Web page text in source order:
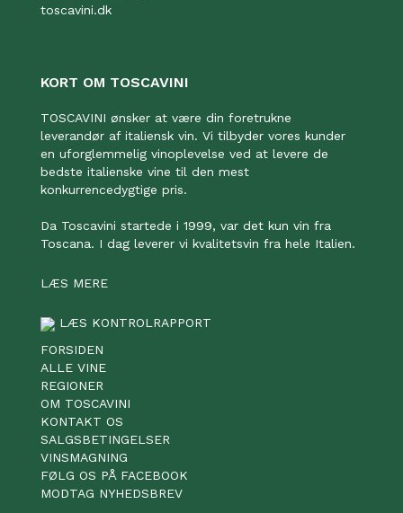
toscavini.dk
KORT OM TOSCAVINI
TOSCAVINI ønsker at være din foretrukne
leverandør af italiensk vin. Vi tilbyder vores kunder
en uforglemmelig vinoplevelse ved at levere de
bedste italienske vine til den mest
konkurrencedygtige pris.
Da Toscavini startede i 1999, var det kun vin fra
Toscana. I dag leverer vi kvalitetsvin fra hele Italien.
LÆS MERE
LÆS KONTROLRAPPORT
FORSIDEN
ALLE VINE
REGIONER
OM TOSCAVINI
KONTAKT OS
SALGSBETINGELSER
VINSMAGNING
FØLG OS PÅ FACEBOOK
MODTAG NYHEDSBREV